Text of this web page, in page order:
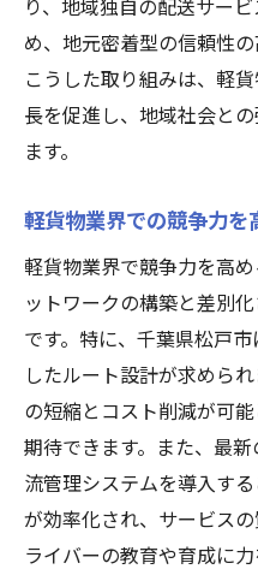
り、地域独自の配送サー
め、地元密着型の信頼性
こうした取り組みは、軽
長を促進し、地域社会と
ます。
軽貨物業界での競争力を
軽貨物業界で競争力を高
ットワークの構築と差別
です。特に、千葉県松戸
したルート設計が求めら
の短縮とコスト削減が可
期待できます。また、最
流管理システムを導入す
が効率化され、サービス
ライバーの教育や育成に